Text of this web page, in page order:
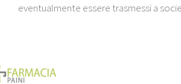
eventualmente essere trasmessi a
categorie suddette svolgono la